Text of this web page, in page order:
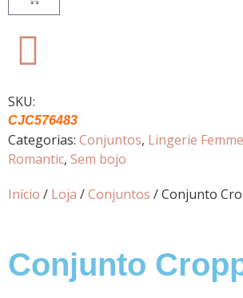
SKU:
CJC576483
Categorias: Conjuntos, Lingerie Femme
Romantic, Sem bojo
Início / Loja /Conjuntos / Conjunto
Conjunto